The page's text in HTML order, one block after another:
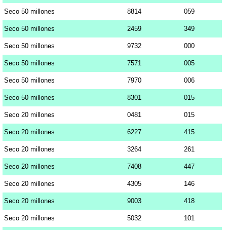
Seco 50 millones 8814 059
Seco 50 millones 2459 349
Seco 50 millones 9732 000
Seco 50 millones 7571 005
Seco 50 millones 7970 006
Seco 50 millones 8301 015
Seco 20 millones 0481 015
Seco 20 millones 6227 415
Seco 20 millones 3264 261
Seco 20 millones 7408 447
Seco 20 millones 4305 146
Seco 20 millones 9003 418
Seco 20 millones 5032 101